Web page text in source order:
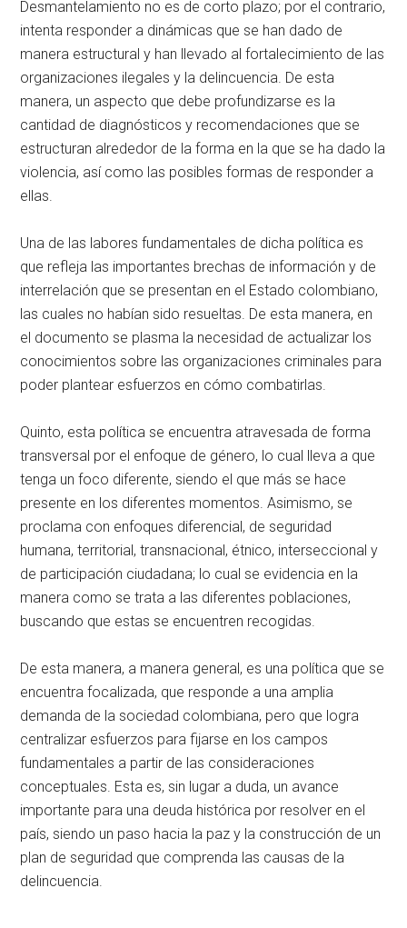
Desmantelamiento no es de corto plazo; por el contrario,
intenta responder a dinámicas que se han dado de
manera estructural y han llevado al fortalecimiento de las
organizaciones ilegales y la delincuencia. De esta
manera, un aspecto que debe profundizarse es la
cantidad de diagnósticos y recomendaciones que se
estructuran alrededor de la forma en la que se ha dado la
violencia, así como las posibles formas de responder a
ellas.
Una de las labores fundamentales de dicha política es
que refleja las importantes brechas de información y de
interrelación que se presentan en el Estado colombiano,
las cuales no habían sido resueltas. De esta manera, en
el documento se plasma la necesidad de actualizar los
conocimientos sobre las organizaciones criminales para
poder plantear esfuerzos en cómo combatirlas.
Quinto, esta política se encuentra atravesada de forma
transversal por el enfoque de género, lo cual lleva a que
tenga un foco diferente, siendo el que más se hace
presente en los diferentes momentos. Asimismo, se
proclama con enfoques diferencial, de seguridad
humana, territorial, transnacional, étnico, interseccional y
de participación ciudadana; lo cual se evidencia en la
manera como se trata a las diferentes poblaciones,
buscando que estas se encuentren recogidas.
De esta manera, a manera general, es una política que se
encuentra focalizada, que responde a una amplia
demanda de la sociedad colombiana, pero que logra
centralizar esfuerzos para fijarse en los campos
fundamentales a partir de las consideraciones
conceptuales. Esta es, sin lugar a duda, un avance
importante para una deuda histórica por resolver en el
país, siendo un paso hacia la paz y la construcción de un
plan de seguridad que comprenda las causas de la
delincuencia.